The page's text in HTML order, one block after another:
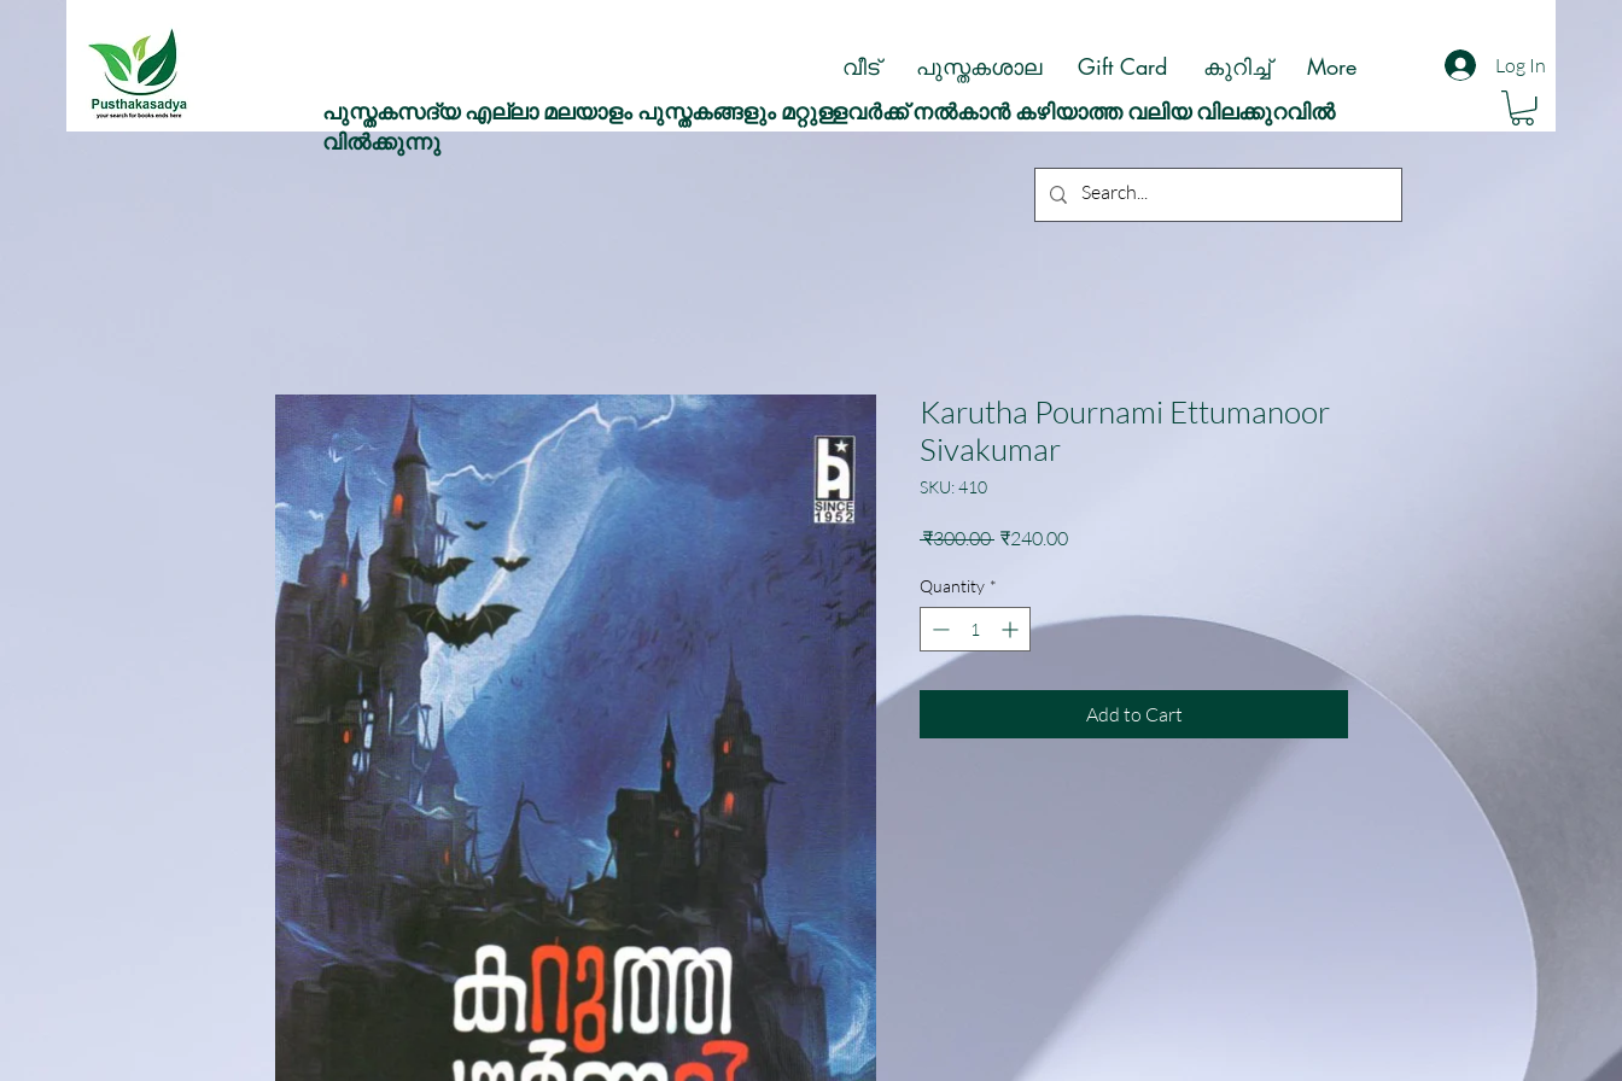
വീട് പുസ്തകശാല Gift Card കുറിച്ച് More Log In
പുസ്തകസദ്യ എല്ലാ മലയാളം പുസ്തകങ്ങളും മറ്റുള്ളവർക്ക് നൽകാൻ കഴിയാത്ത വലിയ വിലക്കുറവിൽ
വിൽക്കുന്നു
Karutha Pournami Ettumanoor
Sivakumar
SKU: 410
₹300.00 Regular
₹240.00Sale
Quantity *
Add to Cart